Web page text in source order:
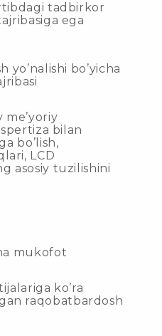
tadbirkor
ega
yo’nalishi bo’yicha
me’yoriy
bilan
bo’lish,
LCD
asosiy tuzilishini
mukofot
ko’ra
raqobatbardosh